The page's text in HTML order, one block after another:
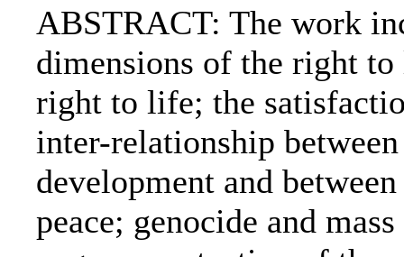
ABSTRACT: The work
dimensions of the right
right to life; the
inter-relationship
development and
peace; genocide and